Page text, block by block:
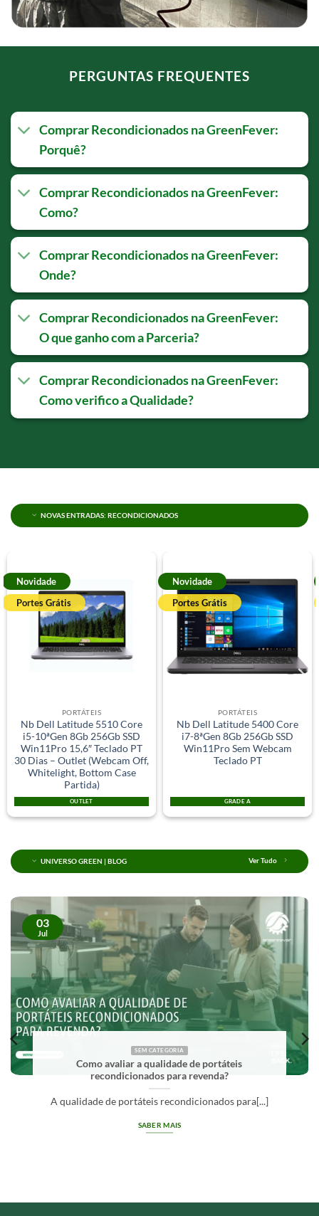
PERGUNTAS FREQUENTES
Comprar Recondicionados na GreenFever:
Porquê?
Comprar Recondicionados na GreenFever:
Como?
Comprar Recondicionados na GreenFever:
Onde?
Comprar Recondicionados na GreenFever:
O que ganho com a Parceria?
Comprar Recondicionados na GreenFever:
Como verifico a Qualidade?
NOVAS ENTRADAS: RECONDICIONADOS
Novidade
Portes Grátis
PORTÁTEIS
Nb Dell Latitude 5510 Core
i5-10ªGen 8Gb 256Gb SSD
Win11Pro 15,6″ Teclado PT
30 Dias – Outlet (Webcam Off,
Whitelight, Bottom Case
Partida)
OUTLET
Novidade
Portes Grátis
PORTÁTEIS
Nb Dell Latitude 5400 Core
i7-8ªGen 8Gb 256Gb SSD
Win11Pro Sem Webcam
Teclado PT
GRADE A
UNIVERSO GREEN | BLOG Ver Tudo
SEM CATEGORIA
Como avaliar a qualidade de portáteis
recondicionados para revenda?
A qualidade de portáteis recondicionados para[...]
SABER MAIS
03
Jul